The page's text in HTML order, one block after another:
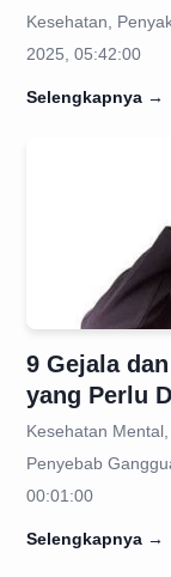
Kesehatan,
2025, 05:42:00
Selengkapnya →
9 Gejala
yang Perlu
Kesehatan
Penyebab
00:01:00
Selengkapnya →